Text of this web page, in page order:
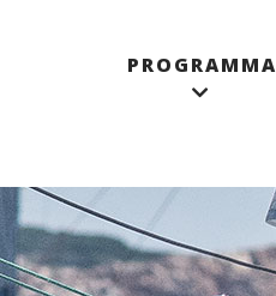
PROGRAMMA